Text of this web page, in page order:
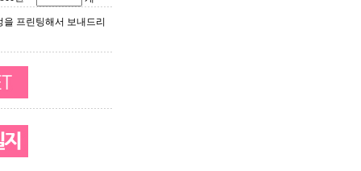
프린팅해서 보내드리